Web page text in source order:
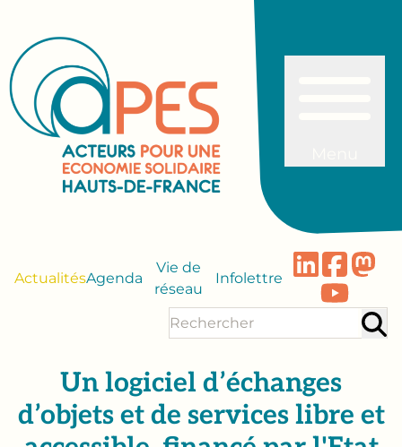
ActualitésAgenda
Vie de
réseau
Infolettre
Un logiciel d’échanges
d’objets et de services libre et